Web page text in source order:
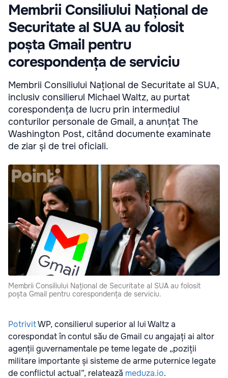
Membrii Consiliului Național de
Securitate al SUA au folosit
poșta Gmail pentru
corespondența de serviciu
Membrii Consiliului Național de Securitate al SUA,
inclusiv consilierul Michael Waltz, au purtat
corespondența de lucru prin intermediul
conturilor personale de Gmail, a anunțat The
Washington Post, citând documente examinate
de ziar și de trei oficiali.
Membrii Consiliului Național de Securitate al SUA au folosit
poșta Gmail pentru corespondența de serviciu.
PotrivitWP, consilierul superior al lui Waltz a
corespondat în contul său de Gmail cu angajați ai altor
agenții guvernamentale pe teme legate de „poziții
militare importante și sisteme de arme puternice legate
de conflictul actual”, relatează meduza.io.